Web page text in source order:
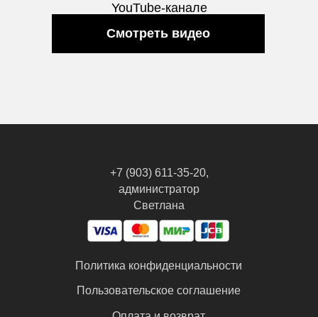
YouTube-канале
Смотреть видео
Политика конфиденциальности
Пользовательское соглашение
+7 (903) 611-35-20,
администратор
Светлана